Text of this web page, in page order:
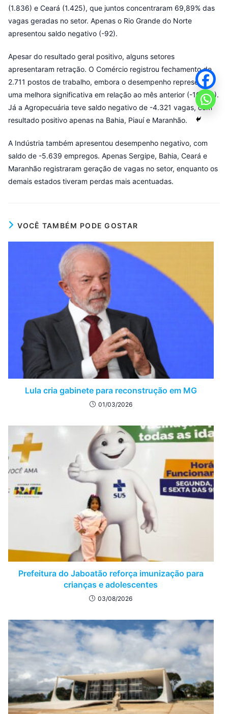
(1.836) e Ceará (1.425), que juntos concentraram 69,89% das
vagas geradas no setor. Apenas o Rio Grande do Norte
apresentou saldo negativo (-92).
Apesar do resultado geral positivo, alguns setores
apresentaram retração. O Comércio registrou fechamento de
2.711 postos de trabalho, embora o desempenho represente
uma melhora significativa em relação ao mês anterior (-10.124).
Já a Agropecuária teve saldo negativo de -4.321 vagas, com
resultado positivo apenas na Bahia, Piauí e Maranhão.
A Indústria também apresentou desempenho negativo, com
saldo de -5.639 empregos. Apenas Sergipe, Bahia, Ceará e
Maranhão registraram geração de vagas no setor, enquanto os
demais estados tiveram perdas mais acentuadas.
VOCÊ TAMBÉM PODE GOSTAR
Lula cria gabinete para reconstrução em MG
01/03/2026
Prefeitura do Jaboatão reforça imunização para
crianças e adolescentes
03/08/2026